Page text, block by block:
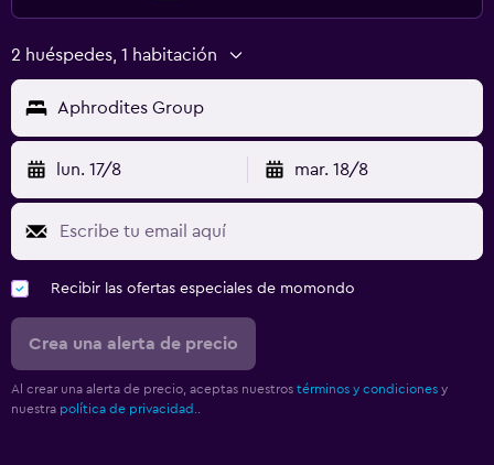
2 huéspedes, 1 habitación
Aphrodites Group
lun. 17/8 mar. 18/8
Recibir las ofertas especiales de momondo
Crea una alerta de precio
Al crear una alerta de precio, aceptas nuestros términos y condiciones y
nuestra política de privacidad.